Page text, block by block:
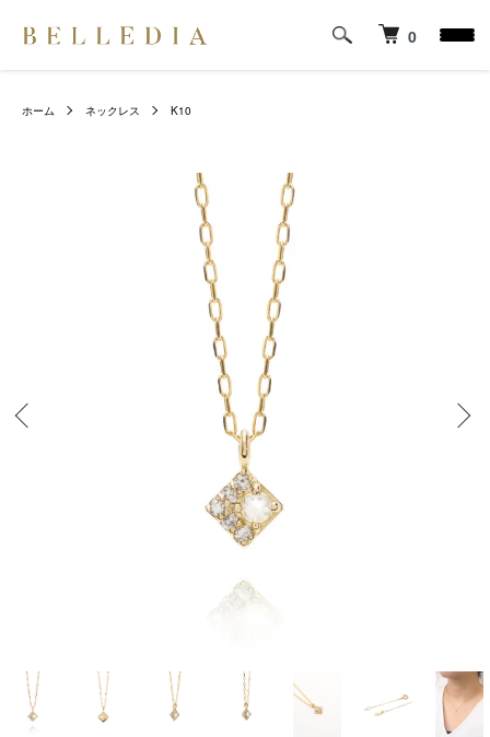
0
ホーム ネックレス K10